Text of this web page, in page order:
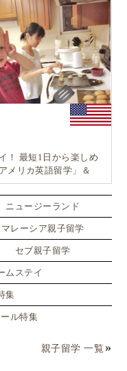
！ 最短1日から楽しめ
メリカ英語留学」＆
ニュージーランド
マレーシア親子留学
セブ親子留学
ムステイ
集
ル特集
親子留学 一覧